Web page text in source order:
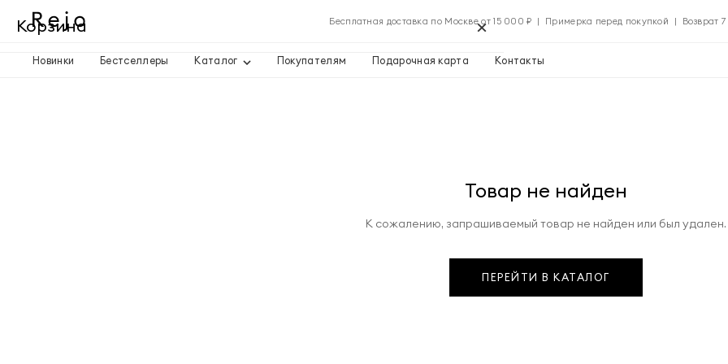
Бесплатная доставка по Москве от 15 000 ₽ | Примерка перед покупкой | Возврат 7
Новинки Бестселлеры Каталог Покупателям Подарочная карта Контакты
Товар не найден
К сожалению, запрашиваемый товар не найден или был удален.
ПЕРЕЙТИ В КАТАЛОГ
Корзина ×
Применить